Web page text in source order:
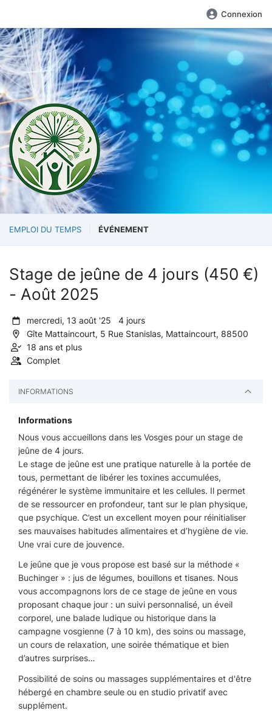
Connexion
EMPLOI DU TEMPS ÉVÉNEMENT
Stage de jeûne de 4 jours (450 €)
- Août 2025
mercredi, 13 août '25 4 jours
Gîte Mattaincourt, 5 Rue Stanislas, Mattaincourt, 88500
18 ans et plus
Complet
INFORMATIONS
Informations
Nous vous accueillons dans les Vosges pour un stage de
jeûne de 4 jours.
Le stage de jeûne est une pratique naturelle à la portée de
tous, permettant de libérer les toxines accumulées,
régénérer le système immunitaire et les cellules. Il permet
de se ressourcer en profondeur, tant sur le plan physique,
que psychique. C’est un excellent moyen pour réinitialiser
ses mauvaises habitudes alimentaires et d’hygiène de vie.
Une vrai cure de jouvence.
Le jeûne que je vous propose est basé sur la méthode «
Buchinger » : jus de légumes, bouillons et tisanes. Nous
vous accompagnons lors de ce stage de jeûne en vous
proposant chaque jour : un suivi personnalisé, un éveil
corporel, une balade ludique ou historique dans la
campagne vosgienne (7 à 10 km), des soins ou massage,
un cours de relaxation, une soirée thématique et bien
d’autres surprises…
Possibilité de soins ou massages supplémentaires et d'être
hébergé en chambre seule ou en studio privatif avec
supplément.